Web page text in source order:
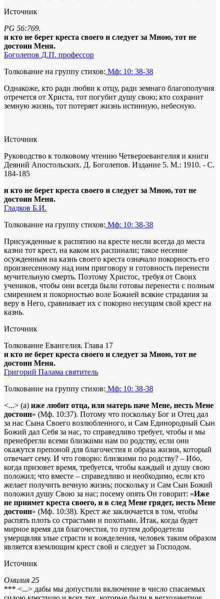
Источник
PG 56:769.
и кто не берет креста своего и следует за Мною, тот не
достоин Меня.
Боголепов Д.П. профессор
Толкование на группу стихов: Мф: 10: 38-38
Однакоже, кто ради любви к отцу, ради земнаго благополучия
отречется от Христа, тот погубит душу свою; кто сохранит
земную жизнь, тот потеряет жизнь истинную, небесную.
Источник
Руководство к толковому чтению Четвероевангелия и книги
Деяний Апостольских. Д. Боголепов. Издание 5. М.: 1910. - С.
184-185
и кто не берет креста своего и следует за Мною, тот не
достоин Меня.
Гладков Б.И.
Толкование на группу стихов: Мф: 10: 38-38
Присужденные к распятию на кресте несли всегда до места
казни тот крест, на каком их распинали; такое несение
осужденным на казнь своего креста означало покорность его
произнесенному над ним приговору и готовность перенести
мучительную смерть. Поэтому Христос, требуя от Своих
учеников, чтобы они всегда были готовы перенести с полным
смирением и покорностью воле Божией всякие страдания за
веру в Него, сравнивает их с покорно несущим свой крест на
казнь.
Источник
Толкование Евангелия. Глава 17
и кто не берет креста своего и следует за Мною, тот не
достоин Меня.
Григорий Палама святитель
Толкование на группу стихов: Мф: 10: 38-38
<...> (а) иже любит отца, или матерь паче Мене, несть Мене
достоин» (Мф. 10:37). Потому что поскольку Бог и Отец дал
за нас Сына Своего возлюбленного, и Сам Единородный Сын
Божий дал Себя за нас, то справедливо требует, чтобы и мы
пренебрегли всеми близкими нам по родству, если они
окажутся препоной для благочестия и образа жизни, который
отвечает сему. И что говорю: близкими по родству? – Ибо,
когда призовет время, требуется, чтобы каждый и душу свою
положил; что вместе – справедливо и необходимо, если кто
желает получить вечную жизнь; поскольку и Сам Сын Божий
положил душу Свою за нас; посему опять Он говорит: «Иже
не приимет креста своего, и в след Мене грядет, несть Мене
достоин» (Мф. 10:38). Крест же заключается в том, чтобы
распять плоть со страстьми и похотьми. Итак, когда будет
мирное время для благочестия, то путем добродетели
умерщвляя злые страсти и вожделения, человек таким образом
является вземлющим крест свой и следует за Господом.
Источник
Омилия 25
*** <...> дабы мы допустили включение в число спасаемых